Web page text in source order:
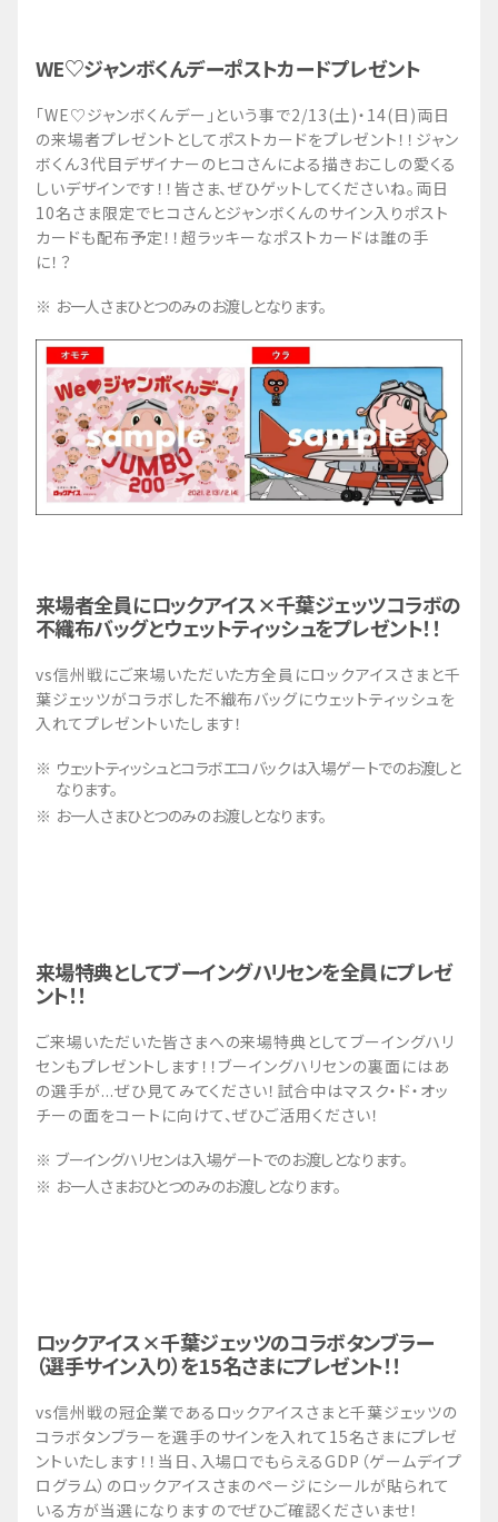
WE♡ジャンボくんデーポストカードプレゼント
「WE♡ジャンボくんデー」という事で2/13(土)・14(日)両日
の来場者プレゼントとしてポストカードをプレゼント！！ジャン
ボくん3代目デザイナーのヒコさんによる描きおこしの愛くる
しいデザインです！！皆さま、ぜひゲットしてくださいね。両日
10名さま限定でヒコさんとジャンボくんのサイン入りポスト
カードも配布予定！！超ラッキーなポストカードは誰の手
に！？
お一人さまひとつのみのお渡しとなります。
来場者全員にロックアイス×千葉ジェッツコラボの
不織布バッグとウェットティッシュをプレゼント！！
vs信州戦にご来場いただいた方全員にロックアイスさまと千
葉ジェッツがコラボした不織布バッグにウェットティッシュを
入れてプレゼントいたします！
ウェットティッシュとコラボエコバックは入場ゲートでのお渡しと
なります。
お一人さまひとつのみのお渡しとなります。
来場特典としてブーイングハリセンを全員にプレゼ
ント！！
ご来場いただいた皆さまへの来場特典としてブーイングハリ
センもプレゼントします！！ブーイングハリセンの裏面にはあ
の選手が...ぜひ見てみてください！試合中はマスク・ド・オッ
チーの面をコートに向けて、ぜひご活用ください！
ブーイングハリセンは入場ゲートでのお渡しとなります。
お一人さまおひとつのみのお渡しとなります。
ロックアイス×千葉ジェッツのコラボタンブラー
（選手サイン入り）を15名さまにプレゼント！！
vs信州戦の冠企業であるロックアイスさまと千葉ジェッツの
コラボタンブラーを選手のサインを入れて15名さまにプレゼ
ントいたします！！当日、入場口でもらえるGDP（ゲームデイプ
ログラム）のロックアイスさまのページにシールが貼られて
いる方が当選になりますのでぜひご確認くださいませ！